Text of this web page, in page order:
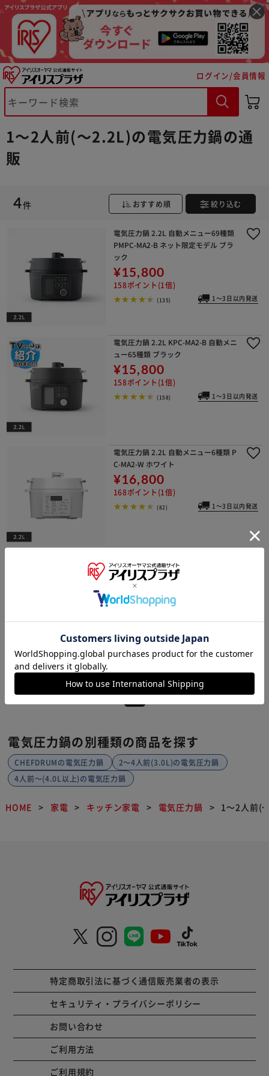
ログイン/会員情報
1～2人前(～2.2L)の電気圧力鍋の通
販
4件 おすすめ順 絞り込む
電気圧力鍋 2.2L 自動メニュー69種類
PMPC-MA2-B ネット限定モデル ブラ
ック
¥15,800
158ポイント(1倍)
(135) 1～3日以内発送
電気圧力鍋 2.2L KPC-MA2-B 自動メニ
ュー65種類 ブラック
¥15,800
158ポイント(1倍)
(158) 1～3日以内発送
電気圧力鍋 2.2L 自動メニュー6種類 P
C-MA2-W ホワイト
¥16,800
168ポイント(1倍)
(82) 1～3日以内発送
TIGER COOKPOT タイガー クックポ
ット 電気圧力鍋 2.2L 自動メニュー41
種 マットブラック COK-A220-KM TIG
(0)
1
電気圧力鍋の別種類の商品を探す
CHEFDRUMの電気圧力鍋
2～4人前(3.0L)の電気圧力鍋
4人前～(4.0L以上)の電気圧力鍋
HOME 家電 キッチン家電 電気圧力鍋 1～2人前(
特定商取引法に基づく通信販売業者の表示
セキュリティ・プライバシーポリシー
お問い合わせ
ご利用方法
ご利用規約
※ご確認ください
カートに入れる